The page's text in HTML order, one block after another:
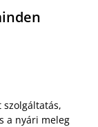
a nyári meleg